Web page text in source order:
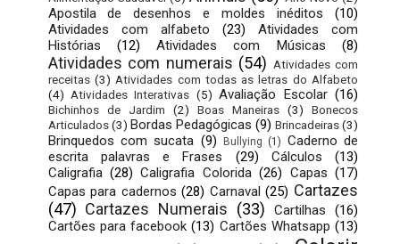
Apostila de desenhos e moldes inéditos
(10)
Atividades com alfabeto
(23)
Atividades com
Histórias
(12) Atividades com Músicas (8)
Atividades com numerais (54) Atividades com
receitas (3) Atividades com todas as letras do Alfabeto
(4) Atividades Interativas (5) Avaliação Escolar (16)
Bichinhos de Jardim (2) Boas Maneiras (3)
Bonecos
Articulados (3) Bordas Pedagógicas (9) Brincadeiras(3)
Brinquedos com sucata (9) Bullying (1) Caderno de
escrita palavras e Frases
(29) Cálculos
(13)
Caligrafia (28) Caligrafia Colorida (26) Capas (17)
Capas para cadernos (28) Carnaval (25) Cartazes
(47) Cartazes Numerais (33) Cartilhas
(16)
Cartões para facebook (13) Cartões Whatsapp (13)